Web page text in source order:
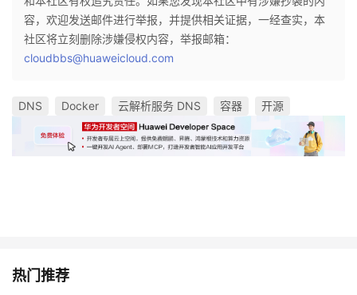
容，欢迎发送邮件进行举报，并提供相关证据，一经查实，本
社区将立刻删除涉嫌侵权内容，举报邮箱：
cloudbbs@huaweicloud.com
DNS Docker 云解析服务 DNS 容器 开源
热门推荐